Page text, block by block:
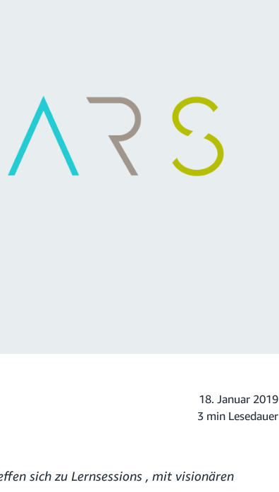
18. Januar 2019
3 min Lesedauer
sich zu Lernsessions , mit visionären